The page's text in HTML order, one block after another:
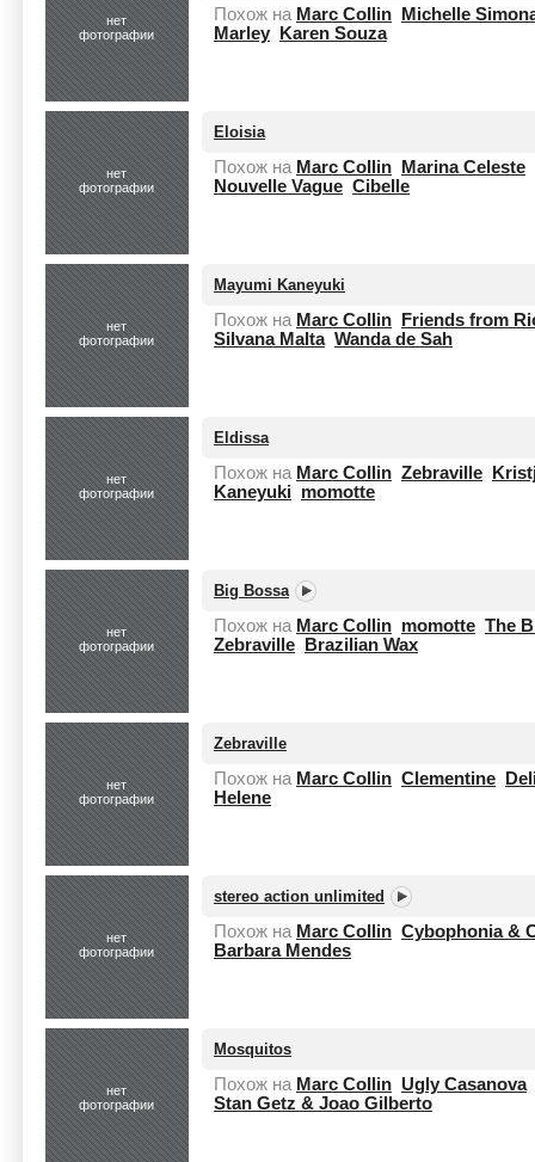
нет
фотографии
Похож на Marc Collin
Michelle
Marley
Karen Souza
нет
фотографии
Eloisia
Похож на Marc Collin
Marina Celeste
Nouvelle Vague Cibelle
нет
фотографии
Mayumi Kaneyuki
Похож на Marc Collin
Friends from
Silvana Malta Wanda de Sah
нет
фотографии
Eldissa
Похож на Marc Collin Zebraville
Kaneyuki momotte
нет
фотографии
Big Bossa
Похож на Marc Collin momotte The
Zebraville
Brazilian Wax
нет
фотографии
Zebraville
Похож на Marc Collin Clementine
Helene
нет
фотографии
stereo action unlimited
Похож на Marc Collin Cybophonia &
Barbara Mendes
нет
фотографии
Mosquitos
Похож на Marc Collin Ugly Casanova
Stan Getz & Joao Gilberto